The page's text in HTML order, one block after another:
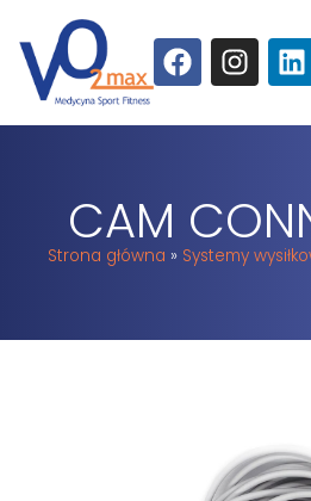
CAM
Strona główna » Systemy